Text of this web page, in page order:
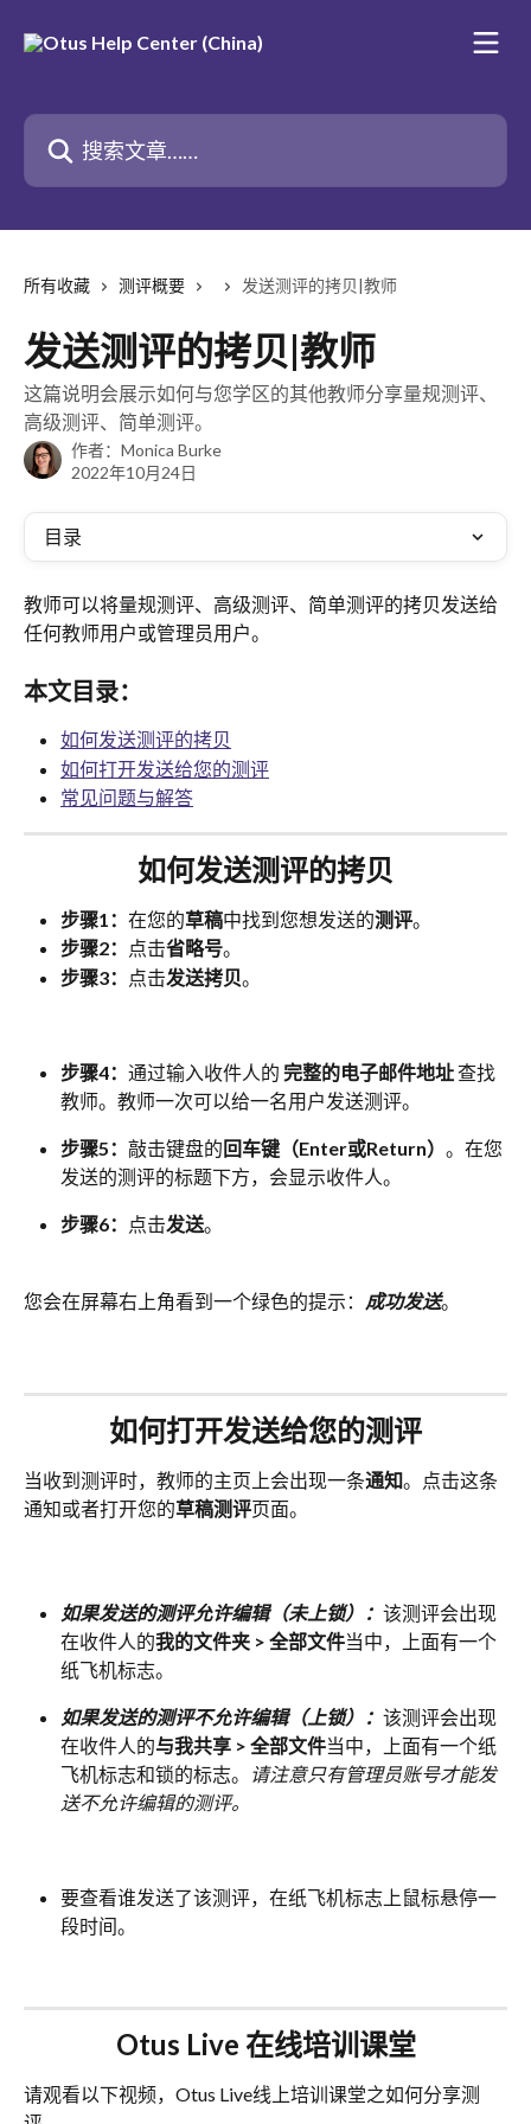
搜索文章……
所有收藏 测评概要 发送测评的拷贝|教师
发送测评的拷贝|教师
这篇说明会展示如何与您学区的其他教师分享量规测评、
高级测评、简单测评。
作者： Monica Burke
2022年10月24日
目录
教师可以将量规测评、高级测评、简单测评的拷贝发送给
任何教师用户或管理员用户。
本文目录：
如何发送测评的拷贝
如何打开发送给您的测评
常见问题与解答
如何发送测评的拷贝
步骤1： 在您的草稿中找到您想发送的测评。
步骤2：
点击省略号。
步骤3：
点击发送拷贝。
步骤4： 通过输入收件人的 完整的电子邮件地址 查找
教师。教师一次可以给一名用户发送测评。
步骤5： 敲击键盘的 回车键（Enter或Return） 。在您
发送的测评的标题下方，会显示收件人。
步骤6： 点击发送。
您会在屏幕右上角看到一个绿色的提示： 成功发送。
如何打开发送给您的测评
当收到测评时，教师的主页上会出现一条通知。点击这条
通知或者打开您的草稿测评页面。
如果发送的测评允许编辑（未上锁）： 该测评会出现
在收件人的我的文件夹 > 全部文件当中，上面有一个
纸飞机标志。
如果发送的测评不允许编辑（上锁）： 该测评会出现
在收件人的与我共享 > 全部文件当中，上面有一个纸
飞机标志和锁的标志。
请注意只有管理员账号才能发
送不允许编辑的测评。
要查看谁发送了该测评，在纸飞机标志上鼠标悬停一
段时间。
Otus Live 在线培训课堂
请观看以下视频，Otus Live线上培训课堂之如何分享测